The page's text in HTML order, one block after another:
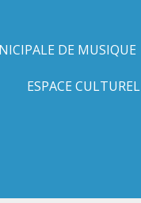
DE MUSIQUE
ESPACE CULTUREL